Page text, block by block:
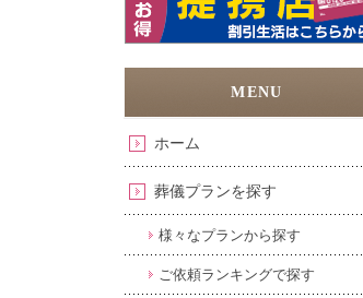
ホーム
葬儀プランを探す
様々なプランから探す
ご依頼ランキングで探す